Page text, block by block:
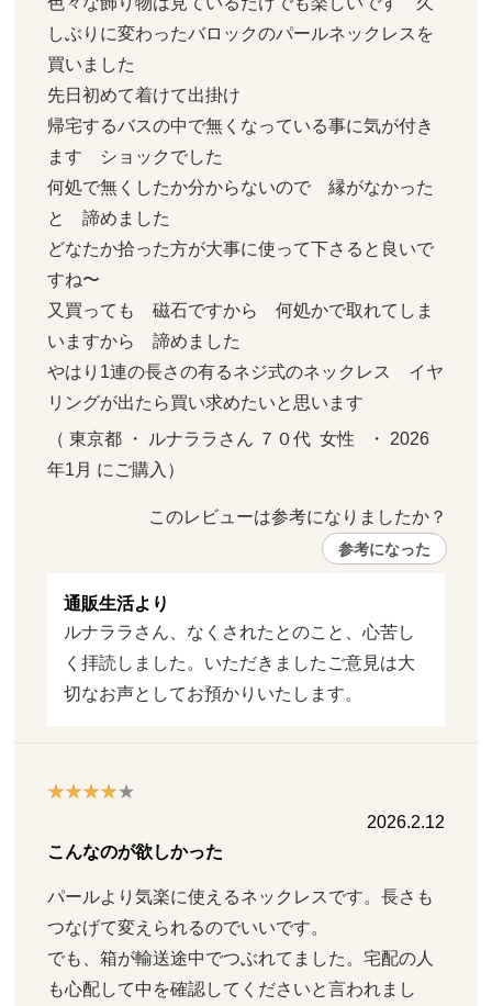
しぶりに変わったバロックのパールネックレスを
買いました
先日初めて着けて出掛け
帰宅するバスの中で無くなっている事に気が付き
ます　ショックでした
何処で無くしたか分からないので　縁がなかった
と　諦めました
どなたか拾った方が大事に使って下さると良いで
すね〜
又買っても　磁石ですから　何処かで取れてしま
いますから　諦めました
やはり1連の長さの有るネジ式のネックレス　イヤ
リングが出たら買い求めたいと思います
（ 東京都 ・ ルナララさん ７０代  女性   ・ 2026
年1月 にご購入）
このレビューは参考になりましたか？
参考になった
通販生活より
ルナララさん、なくされたとのこと、心苦し
く拝読しました。いただきましたご意見は大
切なお声としてお預かりいたします。
2026.2.12
こんなのが欲しかった
パールより気楽に使えるネックレスです。長さも
つなげて変えられるのでいいです。
でも、箱が輸送途中でつぶれてました。宅配の人
も心配して中を確認してくださいと言われまし